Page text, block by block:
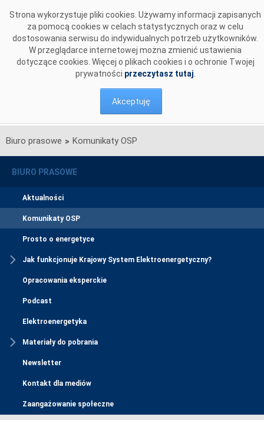
Strona wykorzystuje pliki cookies. Używamy informacji zapisanych
za pomocą cookies w celach statystycznych oraz w celu
dostosowania serwisu do indywidualnych potrzeb użytkowników.
W przeglądarce internetowej można zmienić ustawienia
dotyczące cookies. Więcej o plikach cookies i o ochronie Twojej
prywatności przeczytasz tutaj
Akceptuję
Biuro prasowe > Komunikaty OSP
BIURO PRASOWE
Aktualności
Komunikaty OSP
Prosto o energetyce
Jak funkcjonuje Krajowy System Elektroenergetyczny?
Opracowania eksperckie
Podcast
Elektroenergetyka
Materiały do pobrania
Newsletter
Kontakt dla mediów
Zaangażowanie społeczne